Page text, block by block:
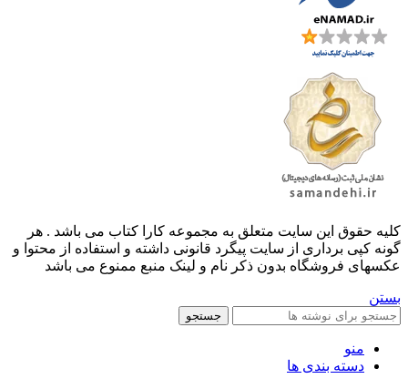
کليه حقوق اين سايت متعلق به مجموعه کارا کتاب می باشد . هر
گونه کپی برداری از سایت پیگرد قانونی داشته و استفاده از محتوا و
عکسهای فروشگاه بدون ذکر نام و لینک منبع ممنوع می باشد
بستن
جستجو
منو
دسته بندی ها